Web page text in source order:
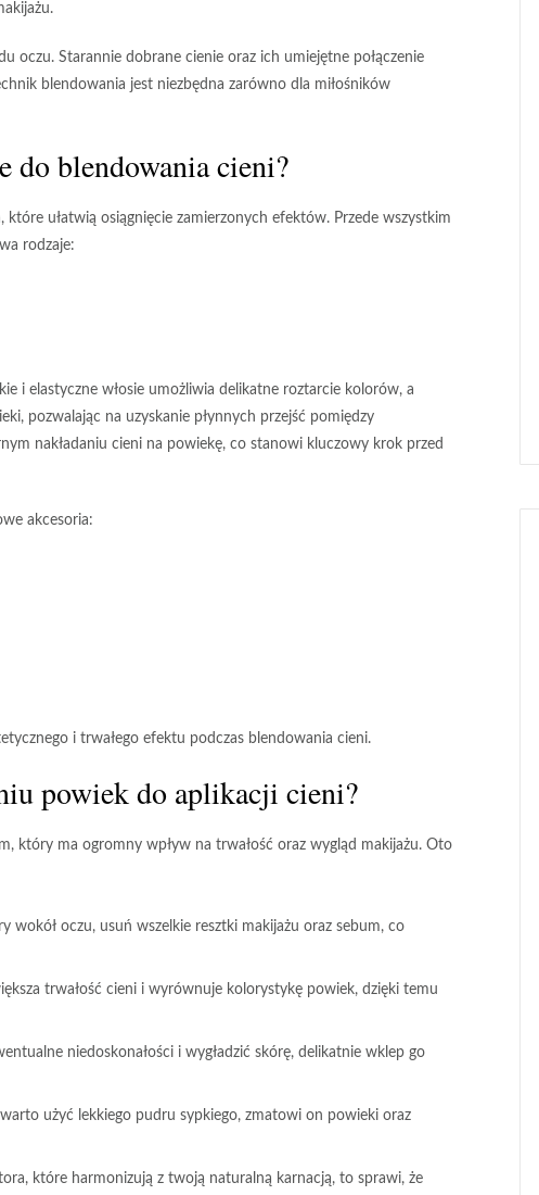
.
oczu. Starannie dobrane cienie oraz ich umiejętne połączenie
blendowania jest niezbędna zarówno dla miłośników
do blendowania cieni?
ułatwią osiągnięcie zamierzonych efektów. Przede wszystkim
rodzaje:
i elastyczne włosie umożliwia delikatne roztarcie kolorów, a
pozwalając na uzyskanie płynnych przejść pomiędzy
nakładaniu cieni na powiekę, co stanowi kluczowy krok przed
akcesoria:
i trwałego efektu podczas blendowania cieni.
powiek do aplikacji cieni?
który ma ogromny wpływ na trwałość oraz wygląd makijażu. Oto
wokół oczu, usuń wszelkie resztki makijażu oraz sebum, co
trwałość cieni i wyrównuje kolorystykę powiek, dzięki temu
niedoskonałości i wygładzić skórę, delikatnie wklep go
użyć lekkiego pudru sypkiego, zmatowi on powieki oraz
które harmonizują z twoją naturalną karnacją, to sprawi, że